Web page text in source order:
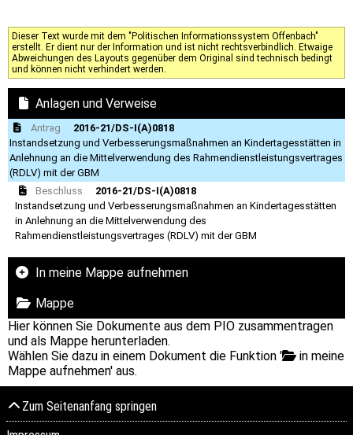
Dieser Text wurde mit dem "Politischen Informationssystem Offenbach"
erstellt. Er dient nur der Information und ist nicht rechtsverbindlich. Etwaige
Abweichungen des Layouts gegenüber dem Original sind technisch bedingt
und können nicht verhindert werden.
Anlagen und Verweise
Antrag
2016-21/DS-I(A)0818
Instandsetzung und Verbesserungsmaßnahmen an Kindertagesstätten in
Anlehnung an die Mittelverwendung des Rahmendienstleistungsvertrages
(RDLV) mit der GBM
Beschluss
2016-21/DS-I(A)0818
Instandsetzung und Verbesserungsmaßnahmen an Kindertagesstätten
in Anlehnung an die Mittelverwendung des
Rahmendienstleistungsvertrages (RDLV) mit der GBM
In meine Mappe aufnehmen
Mappe
Hier können Sie Dokumente aus dem PIO zusammentragen
und als Mappe herunterladen.
Wählen Sie dazu in einem Dokument die Funktion '
in meine
Mappe aufnehmen' aus.
Zum Seitenanfang springen